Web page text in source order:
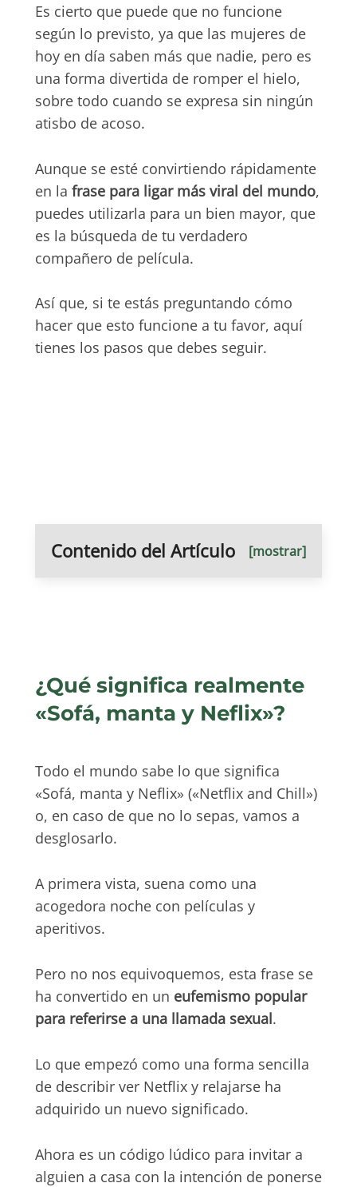
Es cierto que puede que no funcione
según lo previsto, ya que las mujeres de
hoy en día saben más que nadie, pero es
una forma divertida de romper el hielo,
sobre todo cuando se expresa sin ningún
atisbo de acoso.
Aunque se esté convirtiendo rápidamente
en la frase para ligar más viral del mundo,
puedes utilizarla para un bien mayor, que
es la búsqueda de tu verdadero
compañero de película.
Así que, si te estás preguntando cómo
hacer que esto funcione a tu favor, aquí
tienes los pasos que debes seguir.
Contenido del Artículo [mostrar]
¿Qué significa realmente
«Sofá, manta y Neflix»?
Todo el mundo sabe lo que significa
«Sofá, manta y Neflix» («Netflix and Chill»)
o, en caso de que no lo sepas, vamos a
desglosarlo.
A primera vista, suena como una
acogedora noche con películas y
aperitivos.
Pero no nos equivoquemos, esta frase se
ha convertido en un eufemismo popular
para referirse a una llamada sexual.
Lo que empezó como una forma sencilla
de describir ver Netflix y relajarse ha
adquirido un nuevo significado.
Ahora es un código lúdico para invitar a
alguien a casa con la intención de ponerse